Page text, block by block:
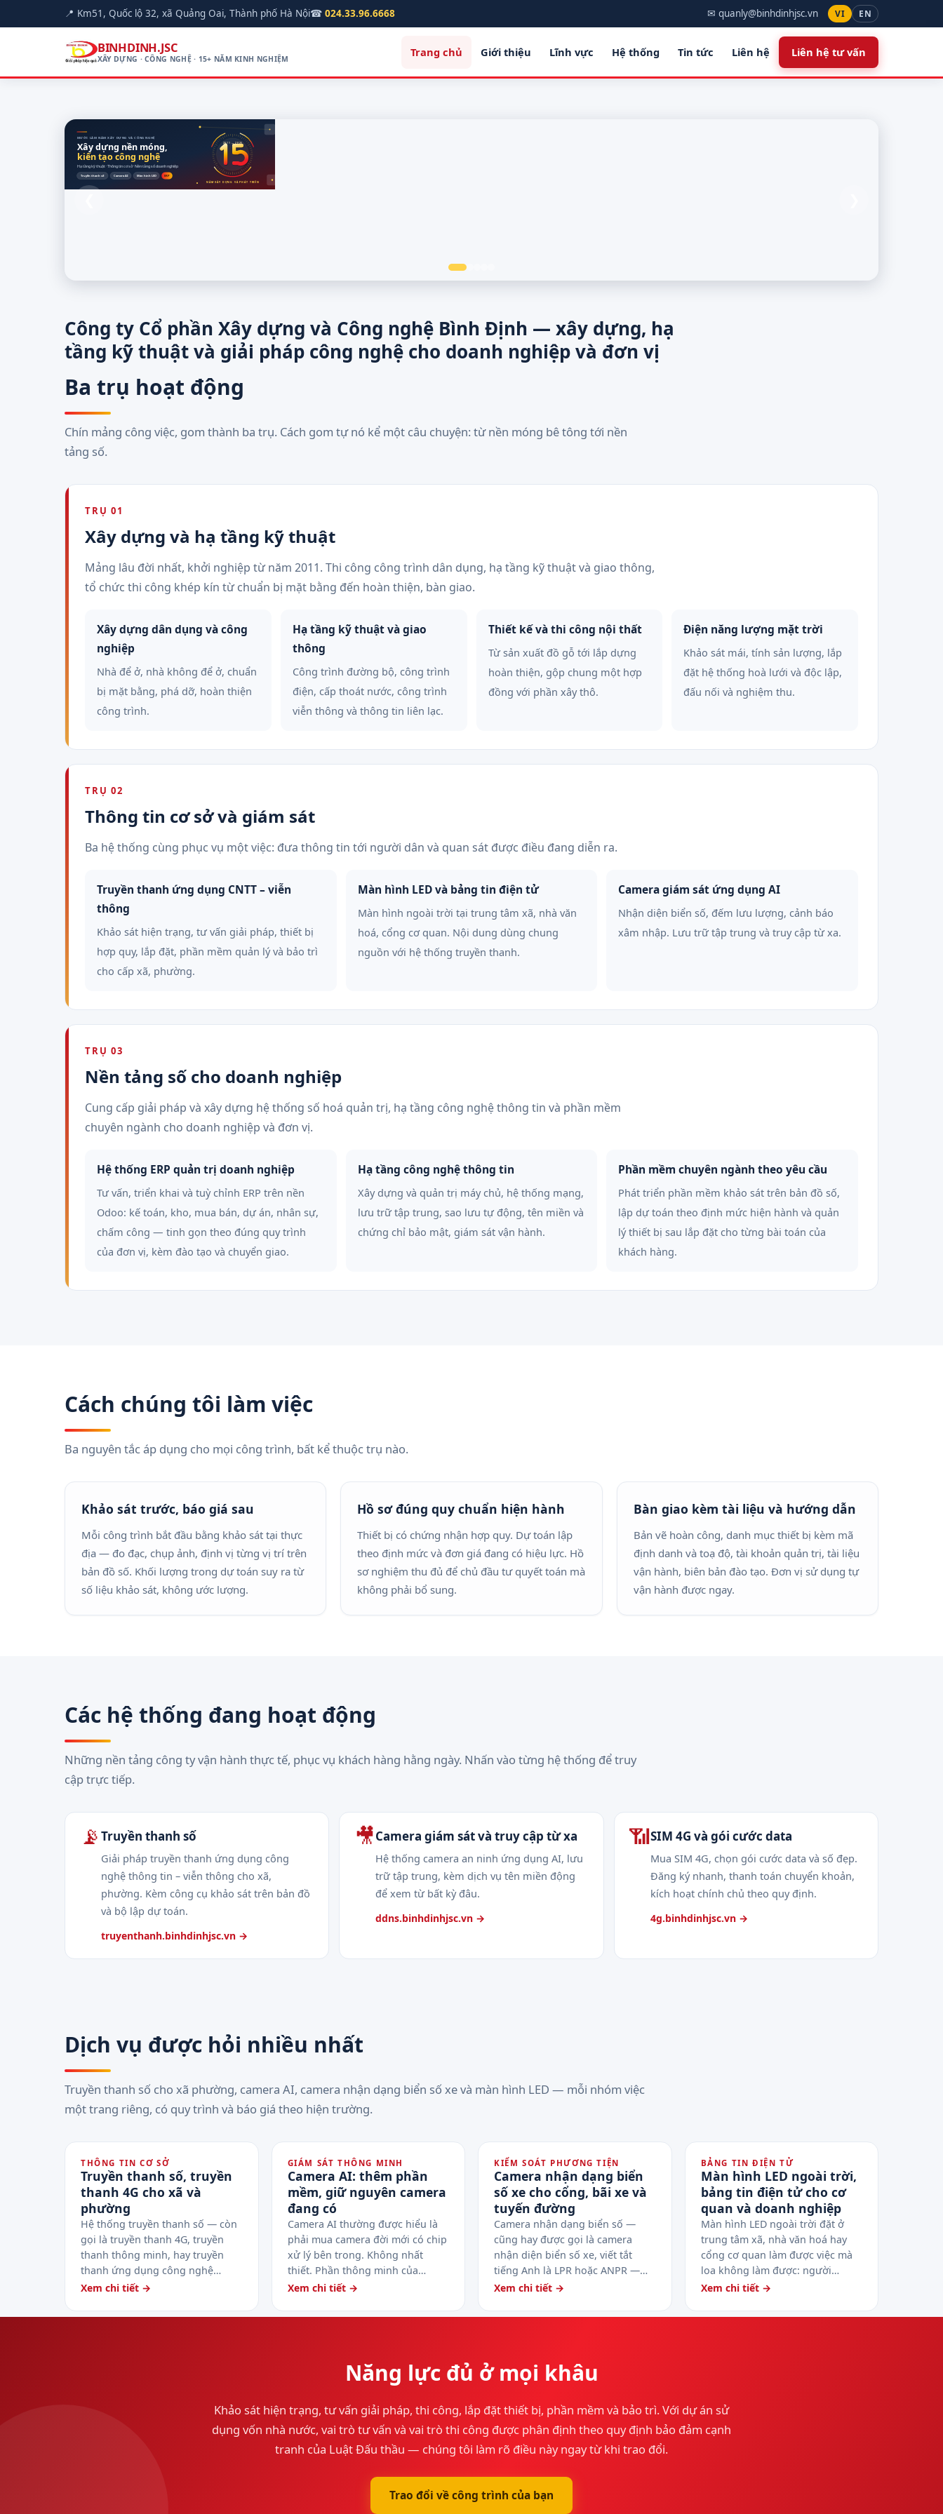
📍 Km51, Quốc lộ 32, xã Quảng Oai, Thành phố Hà Nội☎ 024.33.96.6668 ✉ quanly@binhdinhjsc.vn VI EN
BINHDINH.JSC
XÂY DỰNG · CÔNG NGHỆ · 15+ NĂM KINH NGHIỆM Trang chủ Giới thiệu Lĩnh vực Hệ thống Tin tức Liên hệ Liên hệ tư vấn
2011 — 2026
NĂM XÂY DỰNG VÀ PHÁT TRIỂN
MƯỜI LĂM NĂM XÂY DỰNG VÀ CÔNG NGHỆ
Xây dựng nền móng,
kiến tạo công nghệ
Hạ tầng kỹ thuật · Thông tin cơ sở · Nền tảng số doanh nghiệp
Truyền thanh số Camera AI Màn hình LED ERP
Công ty Cổ phần Xây dựng và Công nghệ Bình Định — xây dựng, hạ
tầng kỹ thuật và giải pháp công nghệ cho doanh nghiệp và đơn vị
Ba trụ hoạt động
Chín mảng công việc, gom thành ba trụ. Cách gom tự nó kể một câu chuyện: từ nền móng bê tông tới nền
tảng số.
TRỤ 01
Xây dựng và hạ tầng kỹ thuật
Mảng lâu đời nhất, khởi nghiệp từ năm 2011. Thi công công trình dân dụng, hạ tầng kỹ thuật và giao thông,
tổ chức thi công khép kín từ chuẩn bị mặt bằng đến hoàn thiện, bàn giao.
Xây dựng dân dụng và công
nghiệp
Nhà để ở, nhà không để ở, chuẩn
bị mặt bằng, phá dỡ, hoàn thiện
công trình.
Hạ tầng kỹ thuật và giao
thông
Công trình đường bộ, công trình
điện, cấp thoát nước, công trình
viễn thông và thông tin liên lạc.
Thiết kế và thi công nội thất
Từ sản xuất đồ gỗ tới lắp dựng
hoàn thiện, gộp chung một hợp
đồng với phần xây thô.
Điện năng lượng mặt trời
Khảo sát mái, tính sản lượng, lắp
đặt hệ thống hoà lưới và độc lập,
đấu nối và nghiệm thu.
TRỤ 02
Thông tin cơ sở và giám sát
Ba hệ thống cùng phục vụ một việc: đưa thông tin tới người dân và quan sát được điều đang diễn ra.
Truyền thanh ứng dụng CNTT – viễn
thông
Khảo sát hiện trạng, tư vấn giải pháp, thiết bị
hợp quy, lắp đặt, phần mềm quản lý và bảo trì
cho cấp xã, phường.
Màn hình LED và bảng tin điện tử
Màn hình ngoài trời tại trung tâm xã, nhà văn
hoá, cổng cơ quan. Nội dung dùng chung
nguồn với hệ thống truyền thanh.
Camera giám sát ứng dụng AI
Nhận diện biển số, đếm lưu lượng, cảnh báo
xâm nhập. Lưu trữ tập trung và truy cập từ xa.
TRỤ 03
Nền tảng số cho doanh nghiệp
Cung cấp giải pháp và xây dựng hệ thống số hoá quản trị, hạ tầng công nghệ thông tin và phần mềm
chuyên ngành cho doanh nghiệp và đơn vị.
Hệ thống ERP quản trị doanh nghiệp
Tư vấn, triển khai và tuỳ chỉnh ERP trên nền
Odoo: kế toán, kho, mua bán, dự án, nhân sự,
chấm công — tinh gọn theo đúng quy trình
của đơn vị, kèm đào tạo và chuyển giao.
Hạ tầng công nghệ thông tin
Xây dựng và quản trị máy chủ, hệ thống mạng,
lưu trữ tập trung, sao lưu tự động, tên miền và
chứng chỉ bảo mật, giám sát vận hành.
Phần mềm chuyên ngành theo yêu cầu
Phát triển phần mềm khảo sát trên bản đồ số,
lập dự toán theo định mức hiện hành và quản
lý thiết bị sau lắp đặt cho từng bài toán của
khách hàng.
Cách chúng tôi làm việc
Ba nguyên tắc áp dụng cho mọi công trình, bất kể thuộc trụ nào.
Khảo sát trước, báo giá sau
Mỗi công trình bắt đầu bằng khảo sát tại thực
địa — đo đạc, chụp ảnh, định vị từng vị trí trên
bản đồ số. Khối lượng trong dự toán suy ra từ
số liệu khảo sát, không ước lượng.
Hồ sơ đúng quy chuẩn hiện hành
Thiết bị có chứng nhận hợp quy. Dự toán lập
theo định mức và đơn giá đang có hiệu lực. Hồ
sơ nghiệm thu đủ để chủ đầu tư quyết toán mà
không phải bổ sung.
Bàn giao kèm tài liệu và hướng dẫn
Bản vẽ hoàn công, danh mục thiết bị kèm mã
định danh và toạ độ, tài khoản quản trị, tài liệu
vận hành, biên bản đào tạo. Đơn vị sử dụng tự
vận hành được ngay.
Các hệ thống đang hoạt động
Những nền tảng công ty vận hành thực tế, phục vụ khách hàng hằng ngày. Nhấn vào từng hệ thống để truy
cập trực tiếp.
📡 Truyền thanh số
Giải pháp truyền thanh ứng dụng công
nghệ thông tin – viễn thông cho xã,
phường. Kèm công cụ khảo sát trên bản đồ
và bộ lập dự toán.
truyenthanh.binhdinhjsc.vn →
🎥Camera giám sát và truy cập từ xa
Hệ thống camera an ninh ứng dụng AI, lưu
trữ tập trung, kèm dịch vụ tên miền động
để xem từ bất kỳ đâu.
ddns.binhdinhjsc.vn →
📶SIM 4G và gói cước data
Mua SIM 4G, chọn gói cước data và số đẹp.
Đăng ký nhanh, thanh toán chuyển khoản,
kích hoạt chính chủ theo quy định.
4g.binhdinhjsc.vn →
Dịch vụ được hỏi nhiều nhất
Truyền thanh số cho xã phường, camera AI, camera nhận dạng biển số xe và màn hình LED — mỗi nhóm việc
một trang riêng, có quy trình và báo giá theo hiện trường.
THÔNG TIN CƠ SỞ
Truyền thanh số, truyền
thanh 4G cho xã và
phường
Hệ thống truyền thanh số — còn
gọi là truyền thanh 4G, truyền
thanh thông minh, hay truyền
thanh ứng dụng công nghệ…
Xem chi tiết →
GIÁM SÁT THÔNG MINH
Camera AI: thêm phần
mềm, giữ nguyên camera
đang có
Camera AI thường được hiểu là
phải mua camera đời mới có chip
xử lý bên trong. Không nhất
thiết. Phần thông minh của…
Xem chi tiết →
KIỂM SOÁT PHƯƠNG TIỆN
Camera nhận dạng biển
số xe cho cổng, bãi xe và
tuyến đường
Camera nhận dạng biển số —
cũng hay được gọi là camera
nhận diện biển số xe, viết tắt
tiếng Anh là LPR hoặc ANPR —…
Xem chi tiết →
BẢNG TIN ĐIỆN TỬ
Màn hình LED ngoài trời,
bảng tin điện tử cho cơ
quan và doanh nghiệp
Màn hình LED ngoài trời đặt ở
trung tâm xã, nhà văn hoá hay
cổng cơ quan làm được việc mà
loa không làm được: người…
Xem chi tiết →
Năng lực đủ ở mọi khâu
Khảo sát hiện trạng, tư vấn giải pháp, thi công, lắp đặt thiết bị, phần mềm và bảo trì. Với dự án sử
dụng vốn nhà nước, vai trò tư vấn và vai trò thi công được phân định theo quy định bảo đảm cạnh
tranh của Luật Đấu thầu — chúng tôi làm rõ điều này ngay từ khi trao đổi.
Trao đổi về công trình của bạn